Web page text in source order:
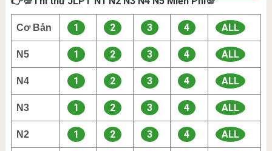
Cơ Bản 1 2 3 4 ALL
N5 1 2 3 4 ALL
N4 1 2 3 4 ALL
N3 1 2 3 4 ALL
N2 1 2 3 4 ALL